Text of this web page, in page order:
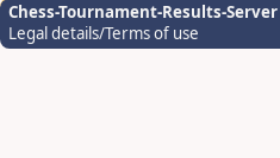
Chess-Tournament-Results-Server
Legal details/Terms of use